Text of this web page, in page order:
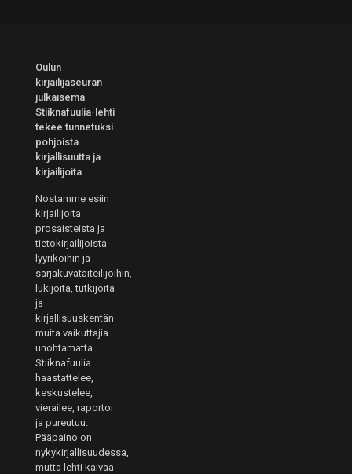
Oulun
kirjailijaseuran
julkaisema
Stiiknafuulia-lehti
tekee tunnetuksi
pohjoista
kirjallisuutta ja
kirjailijoita
Nostamme esiin
kirjailijoita
prosaisteista ja
tietokirjailijoista
lyyrikoihin ja
sarjakuvataiteilijoihin,
lukijoita, tutkijoita
ja
kirjallisuuskentän
muita vaikuttajia
unohtamatta.
Stiiknafuulia
haastattelee,
keskustelee,
vierailee, raportoi
ja pureutuu.
Pääpaino on
nykykirjallisuudessa,
mutta lehti kaivaa